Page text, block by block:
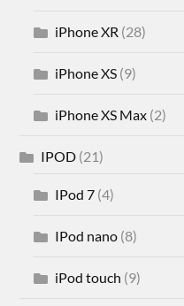
iPhone XR (28)
iPhone XS (9)
iPhone XS Max (2)
IPOD (21)
IPod 7 (4)
IPod nano (8)
iPod touch (9)